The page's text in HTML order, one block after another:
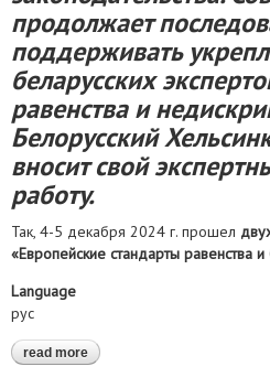
продолжает
поддерживать
беларусских
равенства и
Белорусский
вносит свой
работу.
Так, 4-5 декабря 2024 г. прошел
«Европейские стандарты равенства
Language
рус
read more about укрепление
противодействии